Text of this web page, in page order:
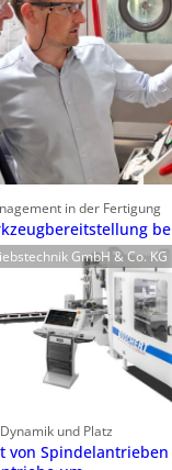
in der Fertigung
GmbH & Co. KG
und Platz
von